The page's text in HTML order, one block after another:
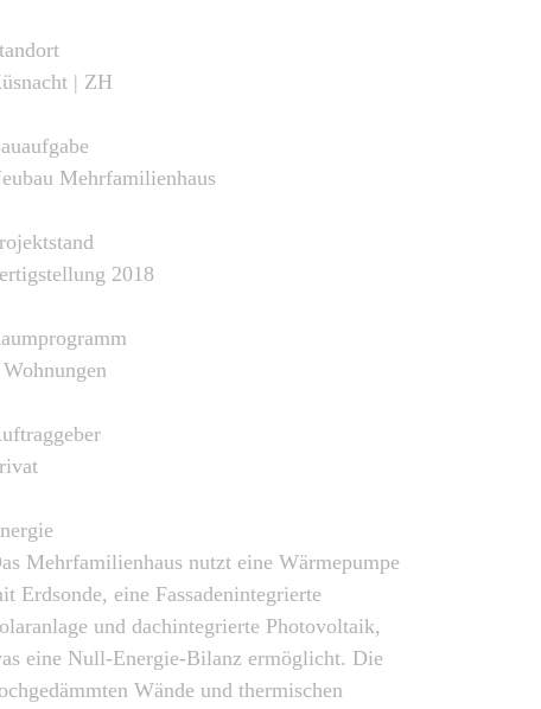
| ZH
Mehrfamilienhaus
2018
Mehrfamilienhaus nutzt eine Wärmepumpe
Erdsonde, eine Fassadenintegrierte
und dachintegrierte Photovoltaik,
eine Null-Energie-Bilanz ermöglicht. Die
Wände und thermischen